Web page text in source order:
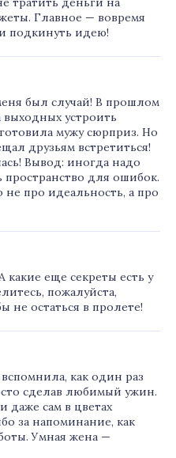
Главное — вовремя
подкинуть идею!
был случай! В прошлом
устроить
мужу сюрприз. Но
друзьям встретиться!
Вывод: иногда надо
пространство для ошибок.
про идеальность, а про
какие еще секреты есть у
пожалуйста,
не остаться в пролете!
как один раз
сделав любимый ужин.
даже сам в цветах
за напоминание, как
Умная жена —